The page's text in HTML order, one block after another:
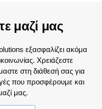
μαζί μας
εξασφαλίζει ακόμα
Χρειάζεστε
στη διάθεσή σας για
που προσφέρουμε και
μας.